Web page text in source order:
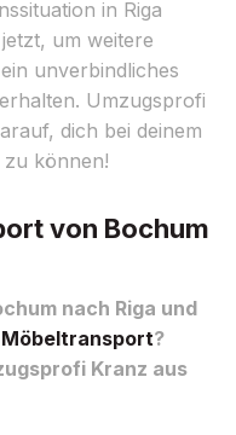
in Riga
jetzt, um weitere
unverbindliches
Umzugsprofi
dich bei deinem
können!
von Bochum
nach Riga und
Möbeltransport?
Kranz aus